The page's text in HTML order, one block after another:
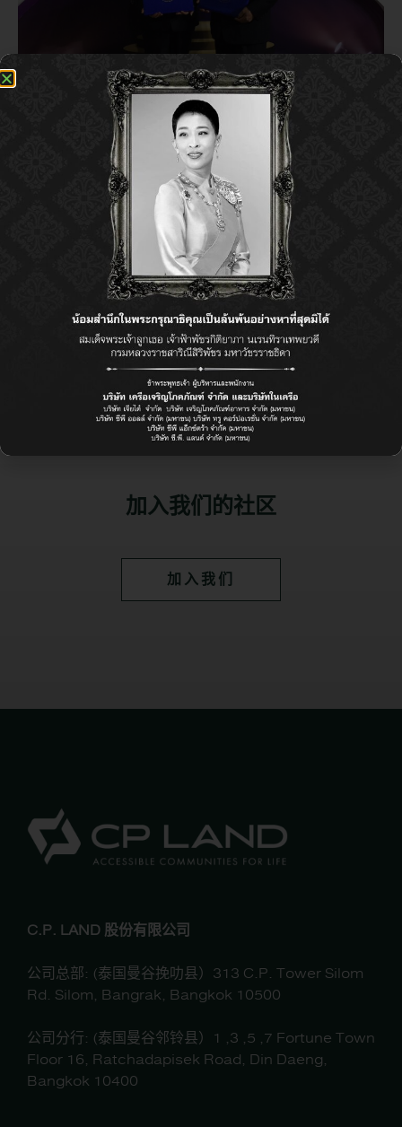
CP Land Public Company Limited received
the Outstanding Establishment in Safety,
Occupational Health and Working
Environment Award 2019 by CP Tower 2
Building (Fortune Town) and CP Building
VIEW ALL
加入我们的社区
加入我们
C.P. LAND 股份有限公司
公司总部: (泰国曼谷挽叻县）313 C.P. Tower Silom
Rd. Silom, Bangrak, Bangkok 10500
公司分行: (泰国曼谷邻铃县）1 ,3 ,5 ,7 Fortune Town
Floor 16, Ratchadapisek Road, Din Daeng,
Bangkok 10400